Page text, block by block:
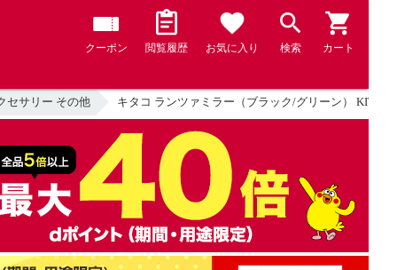
クーポン 閲覧履歴 お気に入り 検索 カート
セサリー その他 キタコ ランツァミラー（ブラック/グリーン）